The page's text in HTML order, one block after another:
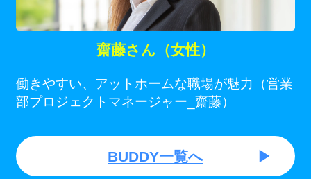
齋藤さん（女性）
働きやすい、アットホームな職場が魅力（営業
部プロジェクトマネージャー_齋藤）
BUDDY一覧へ